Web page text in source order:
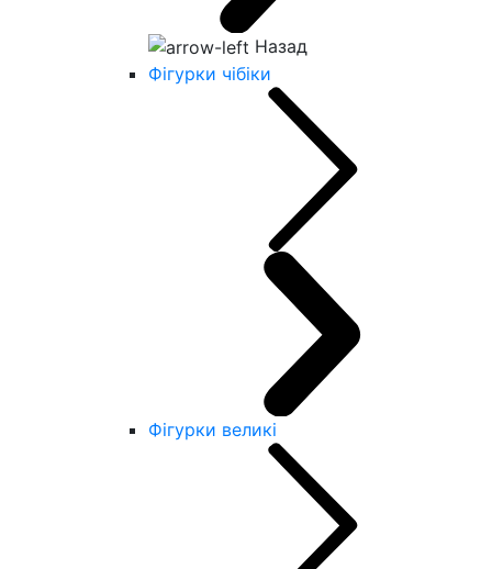
Назад
Фігурки чібіки
Фігурки великі